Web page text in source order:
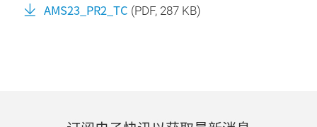
AMS23_PR2_TC (PDF, 287 KB)